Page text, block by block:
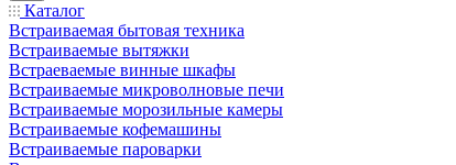
Каталог
Встраиваемая бытовая техника
Встраиваемые вытяжки
Встраеваемые винные шкафы
Встраиваемые микроволновые печи
Встраиваемые морозильные камеры
Встраиваемые кофемашины
Встраиваемые пароварки